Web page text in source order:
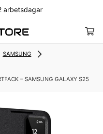
arbetsdagar
SAMSUNG
– SAMSUNG GALAXY S25